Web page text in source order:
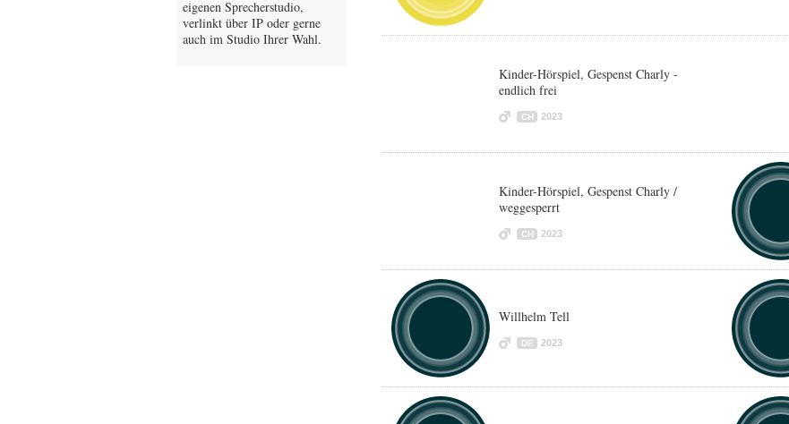
eigenen Sprecherstudio,
verlinkt über IP oder gerne
auch im Studio Ihrer Wahl.
Kinder-Hörspiel, Gespenst Charly -
endlich frei
CH 2023
Kinder-Hörspiel, Gespenst Charly /
weggesperrt
CH 2023
Willhelm Tell
DE 2023